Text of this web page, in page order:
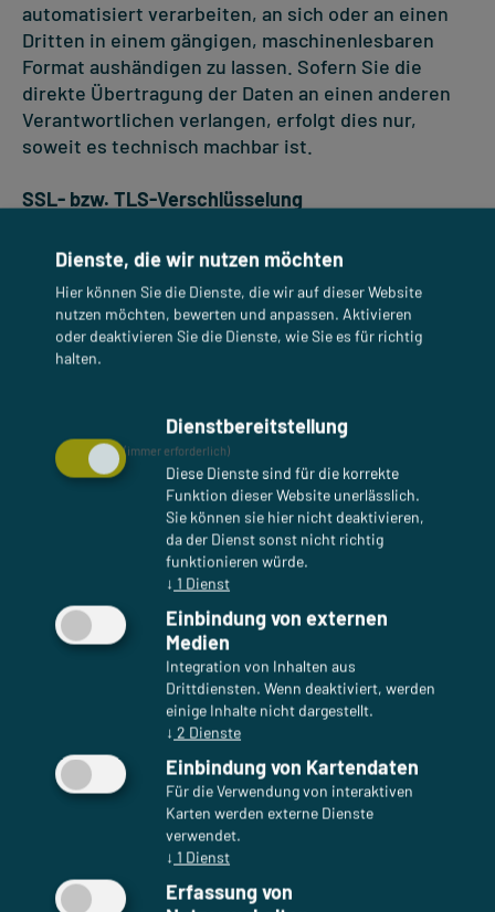
automatisiert verarbeiten, an sich oder an einen
Dritten in einem gängigen, maschinenlesbaren
Format aushändigen zu lassen. Sofern Sie die
direkte Übertragung der Daten an einen anderen
Verantwortlichen verlangen, erfolgt dies nur,
soweit es technisch machbar ist.
SSL- bzw. TLS-Verschlüsselung
Schutz der Übertragung vertraulicher Inhalte, wie
an uns als Seitenbetreiber senden, eine SSL-bzw.
TLS-Verschlüsselung. Eine verschlüsselte
Verbindung erkennen Sie daran, dass die
Ihrer Browserzeile. Wenn die SSL- bzw. TLS-
Verschlüsselung aktiviert ist, können die Daten,
die Sie an uns übermitteln, nicht von Dritten
mitgelesen werden.
Die Internetseiten verwenden teilweise so
genannte Cookies. Cookies richten auf Ihrem
Rechner keinen Schaden an und enthalten keine
Viren. Cookies dienen dazu, unser Angebot
nutzerfreundlicher, effektiver und sicherer zu
machen. Cookies sind kleine Textdateien, die auf
Ihrem Rechner abgelegt werden und die Ihr
Browser speichert.
Die meisten der von uns verwendeten Cookies
sind so genannte „Session-Cookies“. Sie werden
nach Ende Ihres Besuchs automatisch gelöscht.
Dienste, die wir nutzen möchten
Hier können Sie die Dienste, die wir auf dieser Website
nutzen möchten, bewerten und anpassen. Aktivieren
oder deaktivieren Sie die Dienste, wie Sie es für richtig
halten.
Dienstbereitstellung
(immer erforderlich)
Diese Dienste sind für die korrekte
Funktion dieser Website unerlässlich.
Sie können sie hier nicht deaktivieren,
da der Dienst sonst nicht richtig
funktionieren würde.
↓ 1 Dienst
Einbindung von externen
Medien
Integration von Inhalten aus
Drittdiensten. Wenn deaktiviert, werden
einige Inhalte nicht dargestellt.
↓ 2 Dienste
Einbindung von Kartendaten
Für die Verwendung von interaktiven
Karten werden externe Dienste
verwendet.
↓ 1 Dienst
Erfassung von